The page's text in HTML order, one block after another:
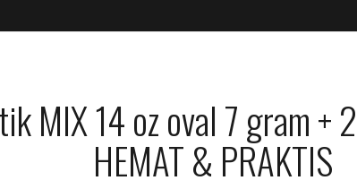
MIX 14 oz oval 7 gram +
HEMAT & PRAKTIS